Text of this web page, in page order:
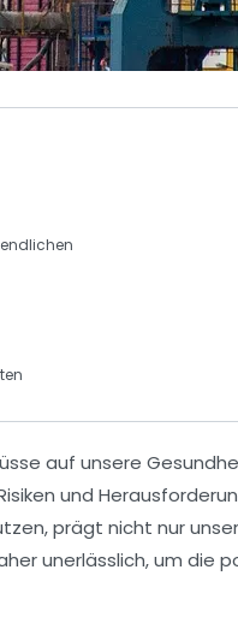
auf unsere
und
prägt nicht nur
unerlässlich, um die